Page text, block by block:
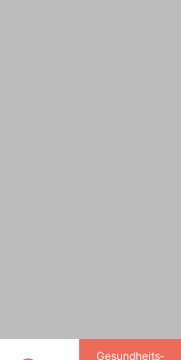
Gesundheits­